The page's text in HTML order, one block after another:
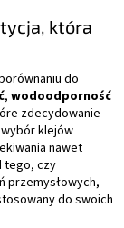
która
do
, wodoodporność
zdecydowanie
klejów
nawet
tego, czy
przemysłowych,
do swoich